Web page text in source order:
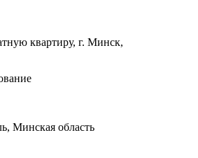
квартиру, г. Минск,
Минская область